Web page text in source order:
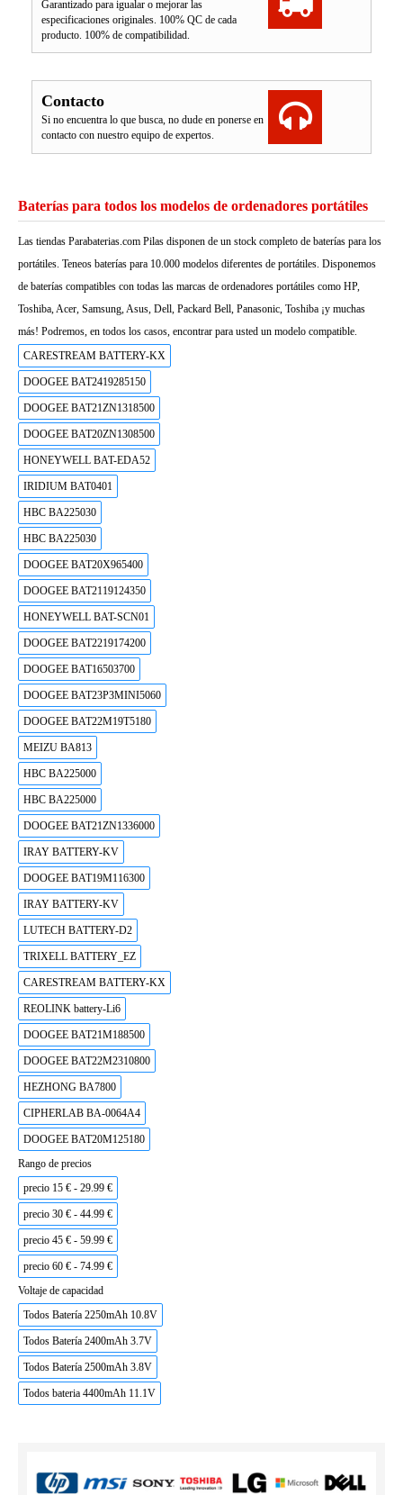
Garantizado para igualar o mejorar las
especificaciones originales. 100% QC de cada
producto. 100% de compatibilidad.
Contacto
Si no encuentra lo que busca, no dude en ponerse en
contacto con nuestro equipo de expertos.
Baterías para todos los modelos de ordenadores portátiles
Las tiendas Parabaterias.com Pilas disponen de un stock completo de baterías para los
portátiles. Teneos baterías para 10.000 modelos diferentes de portátiles. Disponemos
de baterías compatibles con todas las marcas de ordenadores portátiles como HP,
Toshiba, Acer, Samsung, Asus, Dell, Packard Bell, Panasonic, Toshiba ¡y muchas
más! Podremos, en todos los casos, encontrar para usted un modelo compatible.
CARESTREAM BATTERY-KX
DOOGEE BAT2419285150
DOOGEE BAT21ZN1318500
DOOGEE BAT20ZN1308500
HONEYWELL BAT-EDA52
IRIDIUM BAT0401
HBC BA225030
HBC BA225030
DOOGEE BAT20X965400
DOOGEE BAT2119124350
HONEYWELL BAT-SCN01
DOOGEE BAT2219174200
DOOGEE BAT16503700
DOOGEE BAT23P3MINI5060
DOOGEE BAT22M19T5180
MEIZU BA813
HBC BA225000
HBC BA225000
DOOGEE BAT21ZN1336000
IRAY BATTERY-KV
DOOGEE BAT19M116300
IRAY BATTERY-KV
LUTECH BATTERY-D2
TRIXELL BATTERY_EZ
CARESTREAM BATTERY-KX
REOLINK battery-Li6
DOOGEE BAT21M188500
DOOGEE BAT22M2310800
HEZHONG BA7800
CIPHERLAB BA-0064A4
DOOGEE BAT20M125180
Rango de precios
precio 15 € - 29.99 €
precio 30 € - 44.99 €
precio 45 € - 59.99 €
precio 60 € - 74.99 €
Voltaje de capacidad
Todos Batería 2250mAh 10.8V
Todos Batería 2400mAh 3.7V
Todos Batería 2500mAh 3.8V
Todos bateria 4400mAh 11.1V